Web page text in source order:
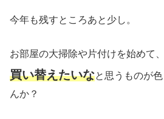
今年も残すところあと少し。
お部屋の大掃除や片付けを始めて、
買い替えたいなと思うものが
んか？